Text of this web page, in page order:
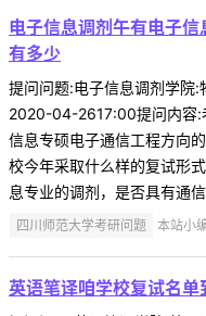
电子信息调剂午有电子
有多少
提问问题:电子信息调剂学院
2020-04-2617:00提问内容:
信息专硕电子通信工程方向
校今年采取什么样的复试形
息专业的调剂，是否具有通
四川师范大学考研问题 本站小
英语笔译咱学校复试名